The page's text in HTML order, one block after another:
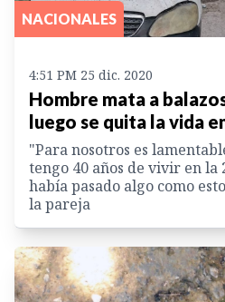
NACIONALES
4:51 PM 25 dic. 2020
Hombre mata a
luego se quita la vida
"Para nosotros es
tengo 40 años de vivir en la
había pasado algo como
la pareja